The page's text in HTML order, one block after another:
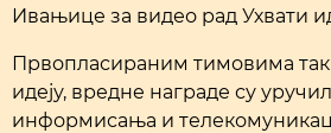
Ивањице за видео рад Ухвати
Првопласираним тимовима
идеју, вредне награде су
информисања и